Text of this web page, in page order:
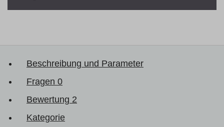
Beschreibung und Parameter
Fragen 0
Bewertung 2
Kategorie